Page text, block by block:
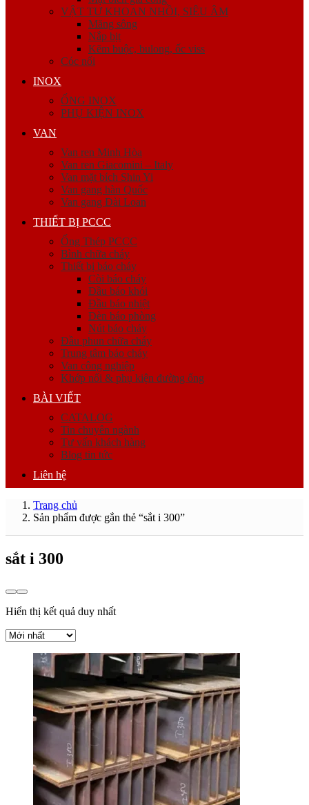
VẬT TƯ KHOAN NHỒI, SIÊU ÂM
Măng sông
Nắp bịt
Kẽm buộc, bulong, ốc viss
Cóc nối
INOX
ỐNG INOX
PHỤ KIỆN INOX
VAN
Van ren Minh Hòa
Van ren Giacomini – Italy
Van mặt bích Shin Yi
Van gang hàn Quốc
Van gang Đài Loan
THIẾT BỊ PCCC
Ống Thép PCCC
Bình chữa cháy
Thiết bị báo cháy
Còi báo cháy
Đầu báo khói
Đầu báo nhiệt
Đèn báo phòng
Nút báo cháy
Đầu phun chữa cháy
Trung tâm báo cháy
Van công nghiệp
Khớp nối & phụ kiện đường ống
BÀI VIẾT
CATALOG
Tin chuyên ngành
Tư vấn khách hàng
Blog tin tức
Liên hệ
Trang chủ
Sản phẩm được gắn thẻ “sắt i 300”
sắt i 300
Hiển thị kết quả duy nhất